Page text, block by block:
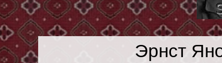
Эрнст